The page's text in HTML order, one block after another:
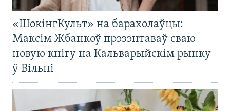
«ШокінгКульт» на барахолаўцы:
Максім Жбанкоў прэзэнтаваў сваю
новую кнігу на Кальварыйскім рынку
ў Вільні